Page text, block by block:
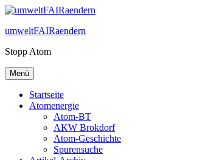
Zum
springen
umweltFAIRaendern
Stopp Atom
Menü
Startseite
Atomenergie
Atom-BT
AKW Brokdorf
Atom-Geschichte
Spurensuche